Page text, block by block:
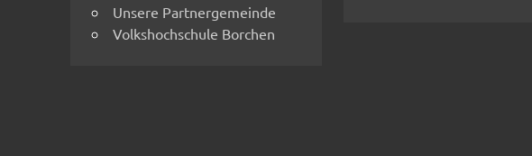
Unsere Partnergemeinde
Volkshochschule Borchen